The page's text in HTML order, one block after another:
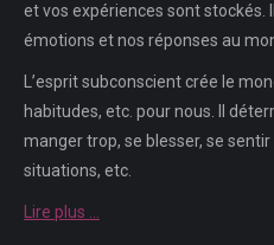
et vos expériences sont stockés.
émotions et nos réponses au
L’esprit subconscient crée le
habitudes, etc. pour nous. Il
manger trop, se blesser, se
situations, etc.
Lire plus …